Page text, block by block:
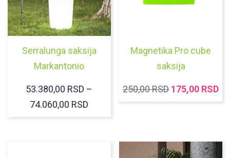
Serralunga saksija
Markantonio
53.380,00 RSD –
74.060,00 RSD
Magnetika Pro cube
saksija
250,00RSD ORIGINALNA
250,00 RSD.
175,00 RSD